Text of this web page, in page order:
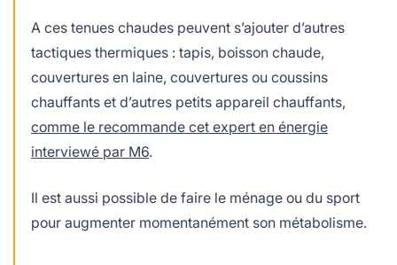
A ces tenues chaudes peuvent s’ajouter d’autres
tactiques thermiques : tapis, boisson chaude,
couvertures en laine, couvertures ou coussins
chauffants et d’autres petits appareil chauffants,
comme le recommande cet expert en énergie
interviewé par M6.
Il est aussi possible de faire le ménage ou du sport
pour augmenter momentanément son métabolisme.